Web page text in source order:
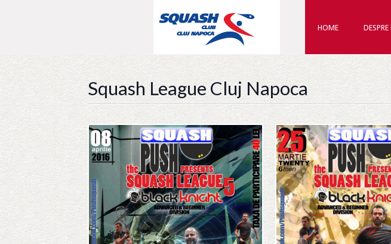
HOME
Squash League Cluj Napoca